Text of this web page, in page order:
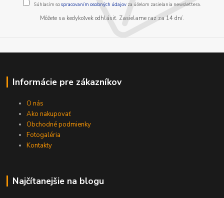
Súhlasím sospracovaním osobných údajov za účelom zasielania newslettera.
Môžete sa kedykoľvek odhlásiť. Zasielame raz za 14 dní.
Informácie pre zákazníkov
O nás
Ako nakupovať
Obchodné podmienky
Fotogaléria
Kontakty
Najčítanejšie na blogu